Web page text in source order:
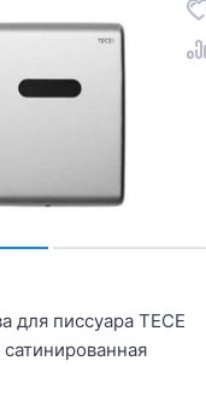
для писсуара TECE